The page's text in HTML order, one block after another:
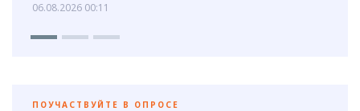
06.08.2026 00:11
ПОУЧАСТВУЙТЕ В ОПРОСЕ